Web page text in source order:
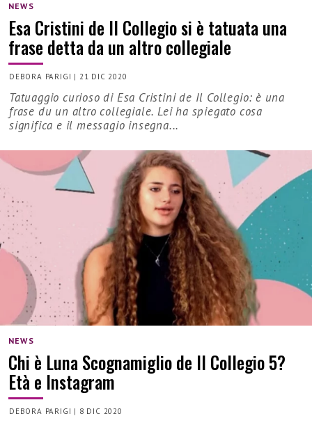
NEWS
Esa Cristini de Il Collegio si è tatuata una
frase detta da un altro collegiale
DEBORA PARIGI | 21 DIC 2020
Tatuaggio curioso di Esa Cristini de Il Collegio: è una
frase du un altro collegiale. Lei ha spiegato cosa
significa e il messagio insegna...
NEWS
Chi è Luna Scognamiglio de Il Collegio 5?
Età e Instagram
DEBORA PARIGI | 8 DIC 2020